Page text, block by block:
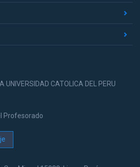
UNIVERSIDAD CATOLICA DEL PERU
Profesorado